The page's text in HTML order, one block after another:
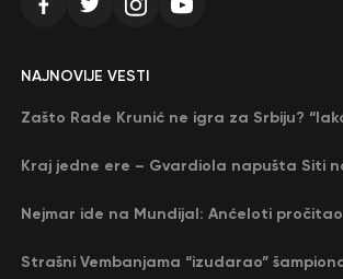
NAJNOVIJE VESTI